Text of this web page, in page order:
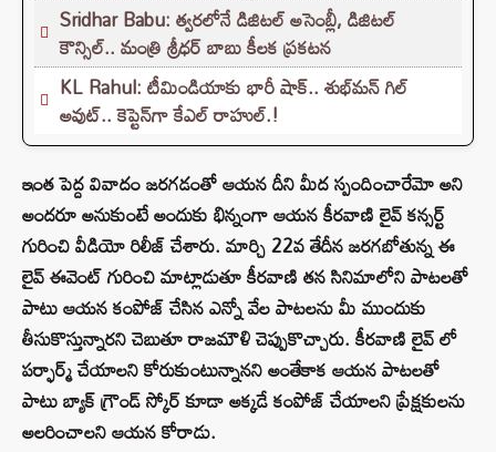
Sridhar Babu: త్వరలోనే డిజిటల్ అసెంబ్లీ, డిజిటల్
కౌన్సిల్.. మంత్రి శ్రీధర్ బాబు కీలక ప్రకటన
KL Rahul: టీమిండియాకు భారీ షాక్.. శుభ్‌మన్ గిల్
అవుట్.. కెప్టెన్‌గా కేఎల్ రాహుల్.!
ఇంత పెద్ద వివాదం జరగడంతో ఆయన దీని మీద స్పందించారేమో అని
అందరూ అనుకుంటే అందుకు భిన్నంగా ఆయన కీరవాణి లైవ్ కన్సర్ట్
గురించి వీడియో రిలీజ్ చేశారు. మార్చి 22వ తేదీన జరగబోతున్న ఈ
లైవ్ ఈవెంట్ గురించి మాట్లాడుతూ కీరవాణి తన సినిమాలోని పాటలతో
పాటు ఆయన కంపోజ్ చేసిన ఎన్నో వేల పాటలను మీ ముందుకు
తీసుకొస్తున్నారని చెబుతూ రాజమౌళి చెప్పుకొచ్చారు. కీరవాణి లైవ్ లో
పర్ఫార్మ్ చేయాలని కోరుకుంటున్నానని అంతేకాక ఆయన పాటలతో
పాటు బ్యాక్ గ్రౌండ్ స్కోర్ కూడా అక్కడే కంపోజ్ చేయాలని ప్రేక్షకులను
అలరించాలని ఆయన కోరాడు.